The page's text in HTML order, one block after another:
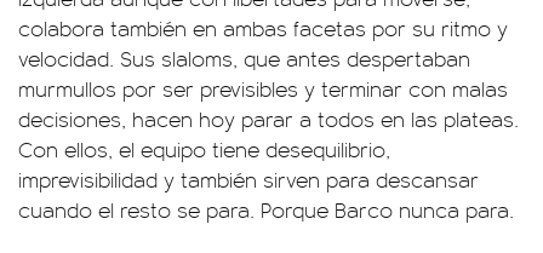
colabora también en ambas facetas por su ritmo y
velocidad. Sus slaloms, que antes despertaban
murmullos por ser previsibles y terminar con malas
decisiones, hacen hoy parar a todos en las plateas.
Con ellos, el equipo tiene desequilibrio,
imprevisibilidad y también sirven para descansar
cuando el resto se para. Porque Barco nunca para.